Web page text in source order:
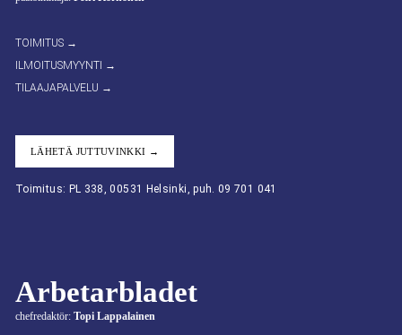
TOIMITUS →
ILMOITUSMYYNTI →
TILAAJAPALVELU →
LÄHETÄ JUTTUVINKKI →
Toimitus: PL 338, 00531 Helsinki, puh. 09 701 041
Arbetarbladet
chefredaktör: Topi Lappalainen